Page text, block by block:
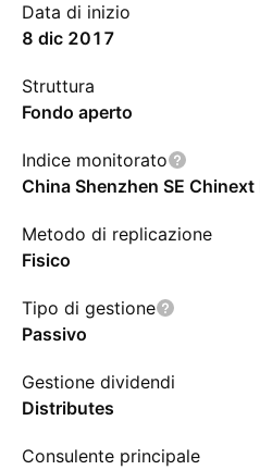
Data di inizio
8 dic 2017
Struttura
Fondo aperto
Indice monitorato
China Shenzhen SE Chinext
Metodo di replicazione
Fisico
Tipo di gestione
Passivo
Gestione dividendi
Distributes
Consulente principale